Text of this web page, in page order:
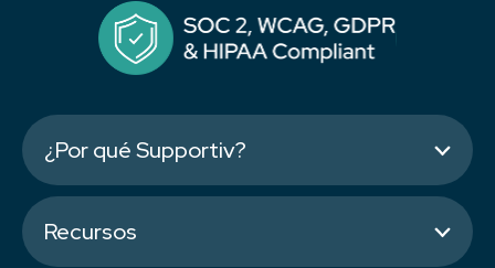
¿Por qué Supportiv?
Recursos